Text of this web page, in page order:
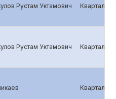
Рустам Уктамович
Рустам Уктамович